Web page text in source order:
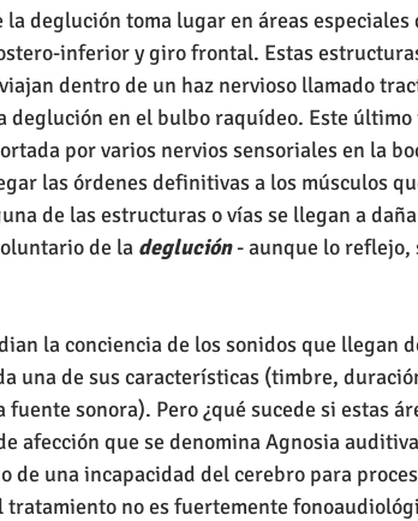
deglución toma lugar en áreas especiales
inferior y giro frontal. Estas
dentro de un haz nervioso llamado
deglución en el bulbo raquídeo. Este
por varios nervios sensoriales en la
las órdenes definitivas a los músculos
de las estructuras o vías se llegan a
de la deglución - aunque lo reflejo,
la conciencia de los sonidos que llegan
una de sus características (timbre,
sonora). Pero ¿qué sucede si estas
afección que se denomina Agnosia
de una incapacidad del cerebro para
no es fuertemente